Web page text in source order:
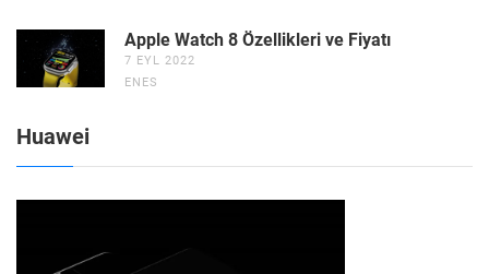
Apple Watch 8 Özellikleri ve Fiyatı
7 EYL 2022
ENES
Huawei